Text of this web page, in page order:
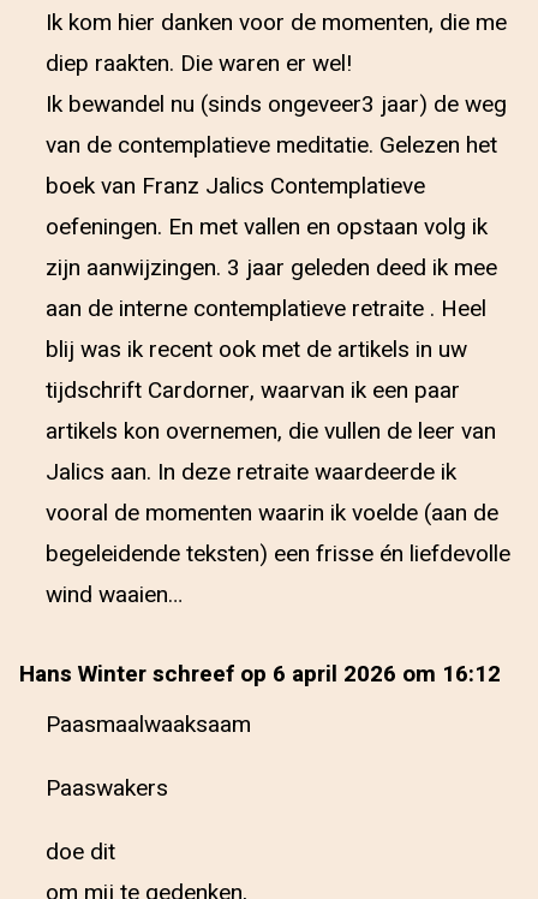
Ik kom hier danken voor de momenten, die me
diep raakten. Die waren er wel!
Ik bewandel nu (sinds ongeveer3 jaar) de weg
van de contemplatieve meditatie. Gelezen het
boek van Franz Jalics Contemplatieve
oefeningen. En met vallen en opstaan volg ik
zijn aanwijzingen. 3 jaar geleden deed ik mee
aan de interne contemplatieve retraite . Heel
blij was ik recent ook met de artikels in uw
tijdschrift Cardorner, waarvan ik een paar
artikels kon overnemen, die vullen de leer van
Jalics aan. In deze retraite waardeerde ik
vooral de momenten waarin ik voelde (aan de
begeleidende teksten) een frisse én liefdevolle
wind waaien…
Hans Winter schreef op 6 april 2026 om 16:12
Paasmaalwaaksaam
Paaswakers
doe dit